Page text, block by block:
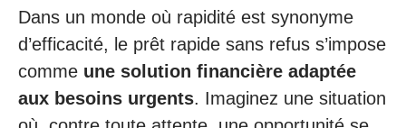
Dans un monde où rapidité est synonyme
d’efficacité, le prêt rapide sans refus s’impose
comme une solution financière adaptée
aux besoins urgents. Imaginez une situation